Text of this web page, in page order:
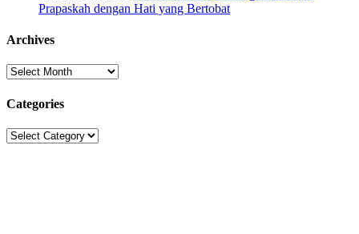
Prapaskah dengan Hati yang Bertobat
Archives
Archives
Categories
Categories